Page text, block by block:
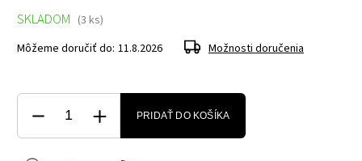
SKLADOM (3 ks)
Môžeme doručiť do: 11.8.2026 Možnosti doručenia
PRIDAŤ DO KOŠÍKA